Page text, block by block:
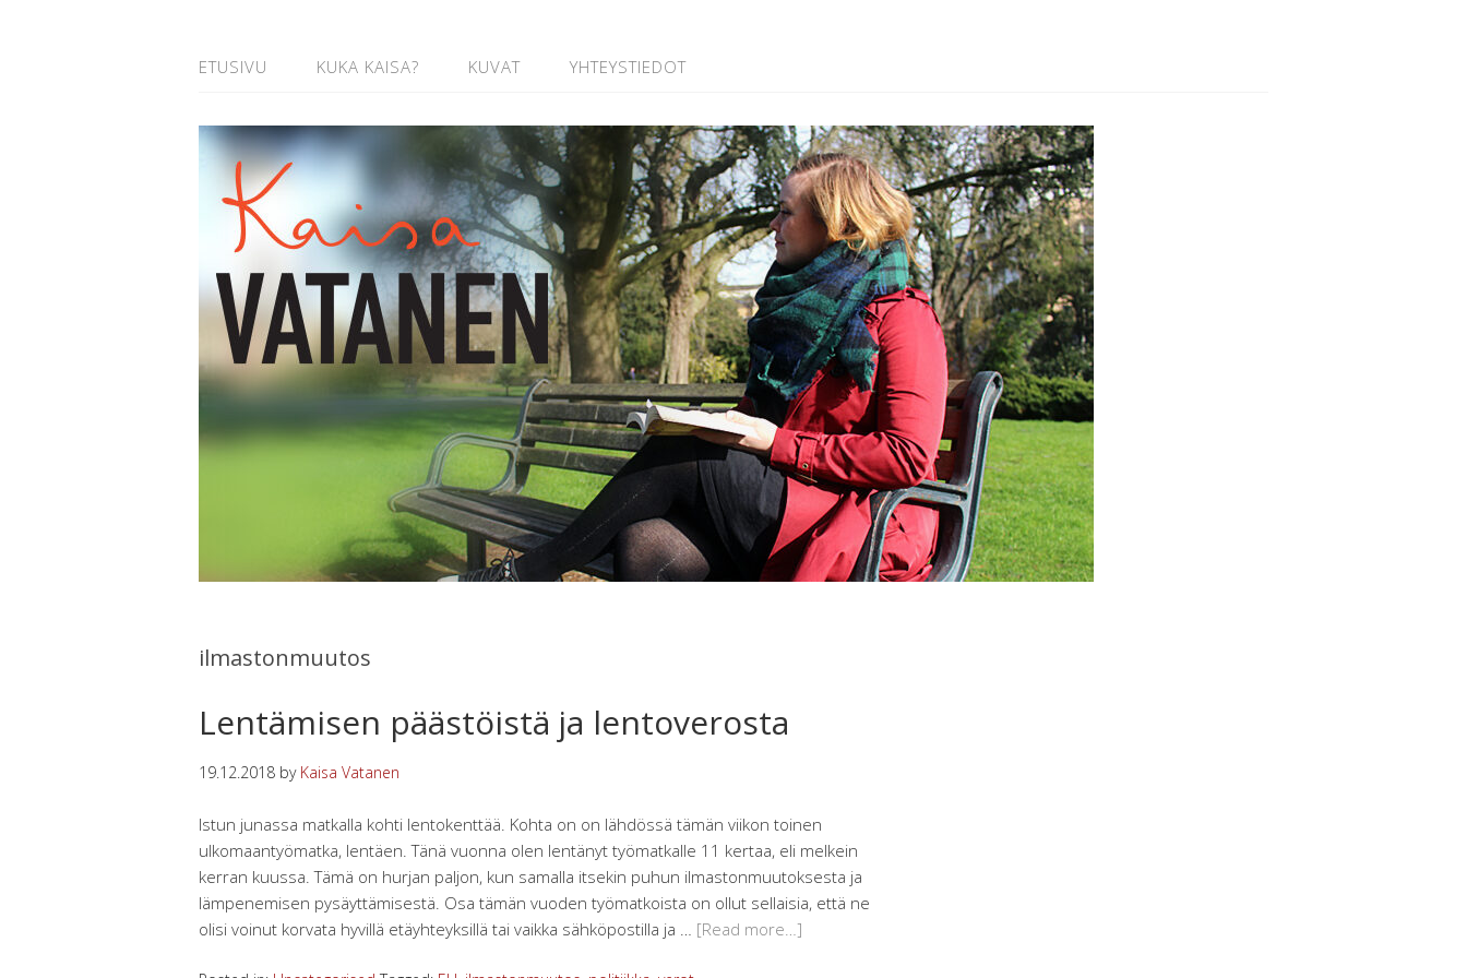
ETUSIVU KUKA KAISA? KUVAT YHTEYSTIEDOT
ilmastonmuutos
Lentämisen päästöistä ja lentoverosta
19.12.2018 by Kaisa Vatanen
Istun junassa matkalla kohti lentokenttää. Kohta on on lähdössä tämän viikon toinen
ulkomaantyömatka, lentäen. Tänä vuonna olen lentänyt työmatkalle 11 kertaa, eli melkein
kerran kuussa. Tämä on hurjan paljon, kun samalla itsekin puhun ilmastonmuutoksesta ja
lämpenemisen pysäyttämisestä. Osa tämän vuoden työmatkoista on ollut sellaisia, että ne
olisi voinut korvata hyvillä etäyhteyksillä tai vaikka sähköpostilla ja … [Read more…]